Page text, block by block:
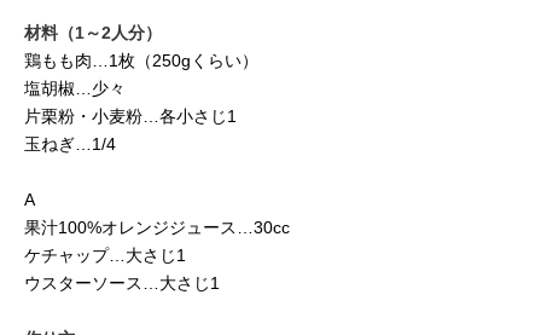
材料（1～2人分）
鶏もも肉…1枚（250gくらい）
塩胡椒…少々
片栗粉・小麦粉…各小さじ1
玉ねぎ…1/4
A
果汁100%オレンジジュース…30cc
ケチャップ…大さじ1
ウスターソース…大さじ1